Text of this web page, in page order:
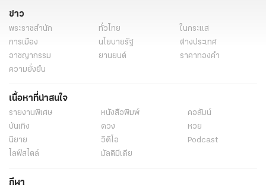
ข่าว
พระราชสำนัก ทั่วไทย
ในกระแส
การเมือง
นโยบายรัฐ
ต่างประเทศ
อาชญากรรม
ยานยนต์
ราคาทองคำ
ความยั่งยืน
เนื้อหาที่น่าสนใจ
รายงานพิเศษ หนังสือพิมพ์
คอลัมน์
บันเทิง
ดวง
หวย
นิยาย
วิดีโอ
Podcast
ไลฟ์สไตล์
มัลติมีเดีย
กีฬา